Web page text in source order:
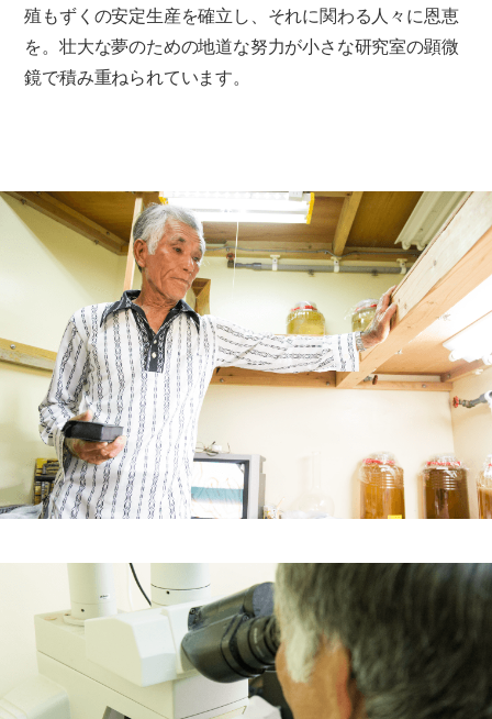
殖もずくの安定生産を確立し、それに関わる人々に恩恵
を。壮大な夢のための地道な努力が小さな研究室の顕微
鏡で積み重ねられています。